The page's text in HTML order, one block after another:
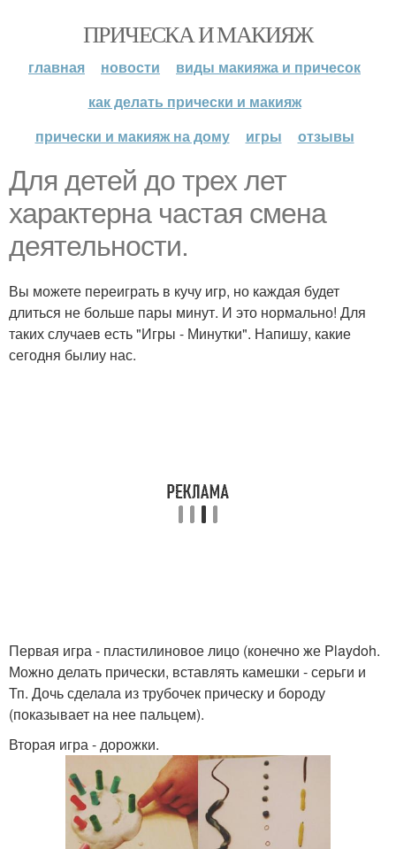
ПРИЧЕСКА И МАКИЯЖ
главная новости
виды макияжа и причесок
как делать прически и макияж
прически и макияж на дому
игры отзывы
Для детей до трех лет
характерна частая смена
деятельности.
Вы можете переиграть в кучу игр, но каждая будет
длиться не больше пары минут. И это нормально! Для
таких случаев есть "Игры - Минутки". Напишу, какие
сегодня былиу нас.
Первая игра - пластилиновое лицо (конечно же Playdoh.
Можно делать прически, вставлять камешки - серьги и
Тп. Дочь сделала из трубочек прическу и бороду
(показывает на нее пальцем).
Вторая игра - дорожки.